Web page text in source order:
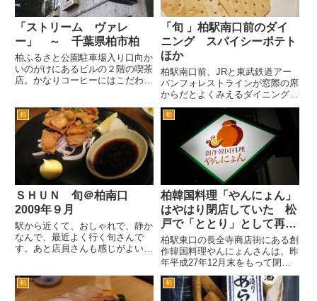
「ストリーム ヴァレ
ー」 ～ 千葉県柏市柏
柏ふるさと公園駐車場入り口向か
いのがけにあるビルの２階の喫茶
店。かなりコーヒーにはこだわり
駐車場入り口の向かいです。国道
１６号線から、柏５丁目交差点と
連続している信号を千葉方面に
向...
「旬 」柏駅南口前のダイ
ニング スパイシーポテト
ほか
柏駅南口前、JRと東武鉄道アー
バンフォレストラインが窓際の席
からだとよくみえるダイニングバ
ー「旬」さん。ローソンと柏プラ
ザホテルの閒のビルの３階にあり
ます。 エレベーターホールに
は、旬さん以外にもこのビルの中
の飲食店や美容室の看板がいろい
柏
ＳＨＵＮ 旬＠柏南口
2009年９月
駅から近くて、おしゃれで、静か
なんで、最近よく行く旬さんで
す。あと店員さんも感じがよい
じゃないので、駅前のデッキから
ガラス越しに見える店内の混雑具
柏
柏韓国料理「やんにょん」
はやはり閉店していた 松
戸で「ととり」として再オ
ープン予定
柏駅東口の長全寺商店街にある創
作韓国料理やんにょんさんは、昨
年平成27年12月末をもって閉店
とのことでした。 年内に今一度
訪問するつもりだったのですが、
仕事が忙しくていけませんでし
柏 柏